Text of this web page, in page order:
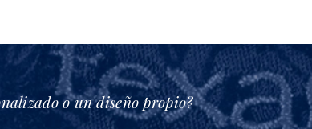
o un diseño propio?